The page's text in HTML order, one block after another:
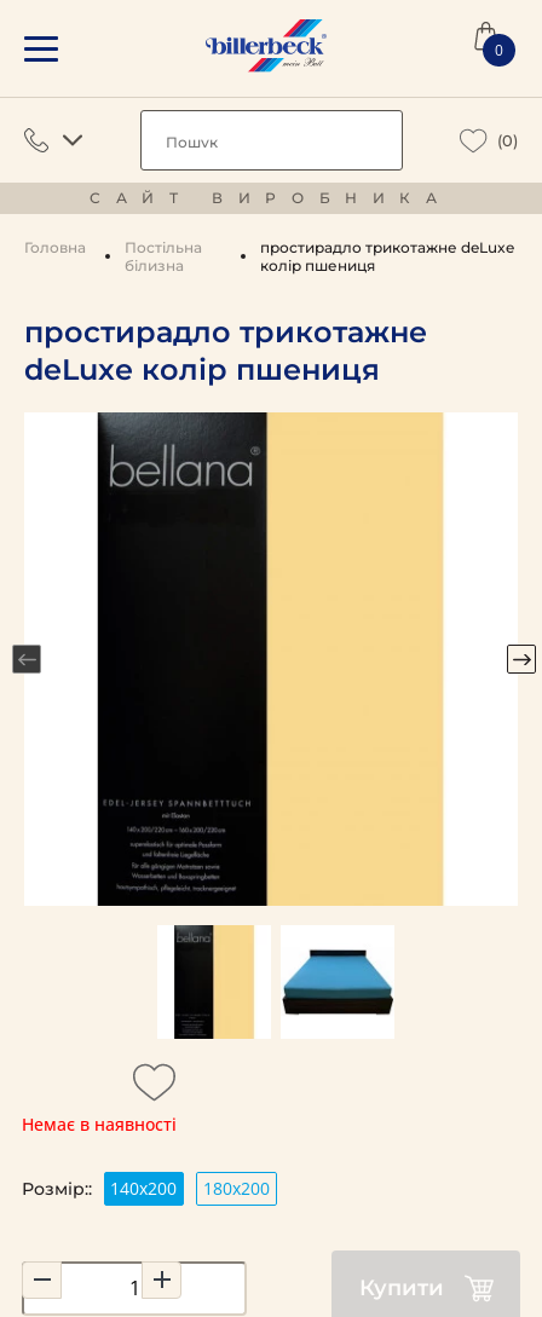
0
(0)
САЙТ ВИРОБНИКА
Головна
Постільна
білизна
простирадло трикотажне deLuxe
колір пшениця
простирадло трикотажне
deLuxe колір пшениця
Немає в наявності
Розмір:: 140х200 180х200
Купити